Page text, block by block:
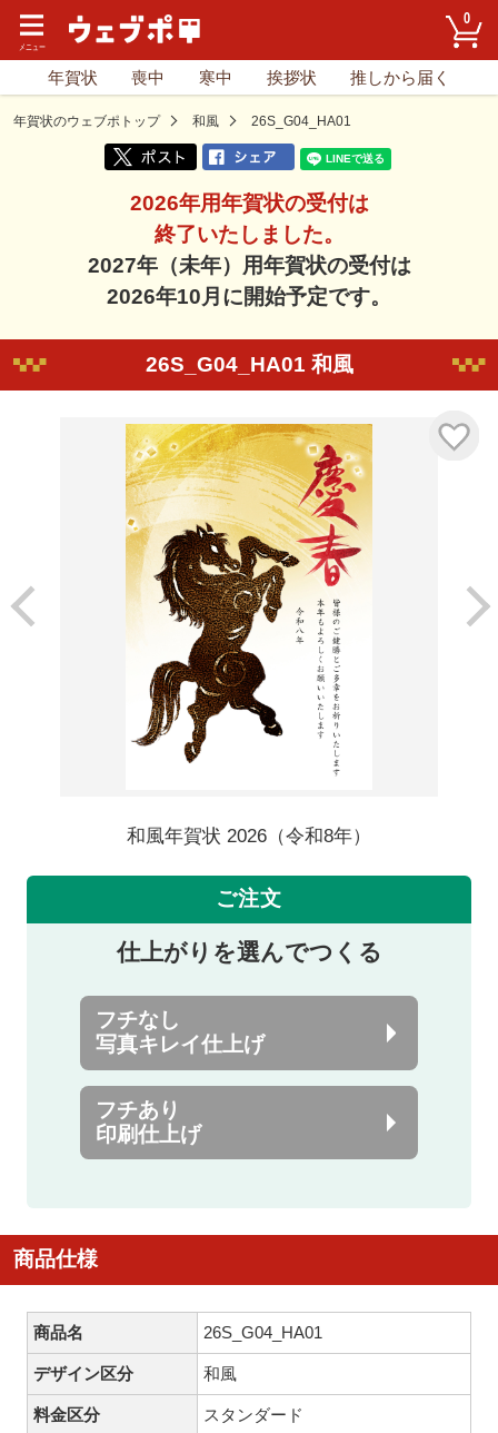
0
年賀状 喪中 寒中 挨拶状 推しから届く
年賀状のウェブポトップ 和風 26S_G04_HA01
2026年用年賀状の受付は
終了いたしました。
2027年（未年）用年賀状の受付は
2026年10月に開始予定です。
26S_G04_HA01 和風
和風年賀状 2026（令和8年）
ご注文
仕上がりを選んでつくる
フチなし
写真キレイ仕上げ
フチあり
印刷仕上げ
商品仕様
商品名 26S_G04_HA01
デザイン区分 和風
料金区分 スタンダード